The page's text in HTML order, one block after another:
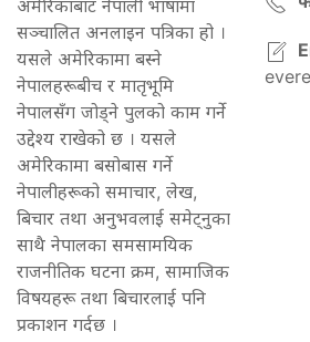
अमेरिकाबाट नेपाली भाषामा
सञ्चालित अनलाइन पत्रिका हो ।
यसले अमेरिकामा बस्ने
नेपालहरूबीच र मातृभूमि
नेपालसँग जोड्ने पुलको काम गर्ने
उद्देश्य राखेको छ । यसले
अमेरिकामा बसोबास गर्ने
नेपालीहरूको समाचार, लेख,
बिचार तथा अनुभवलाई समेट्नुका
साथै नेपालका समसामयिक
राजनीतिक घटना क्रम, सामाजिक
विषयहरू तथा बिचारलाई पनि
प्रकाशन गर्दछ ।